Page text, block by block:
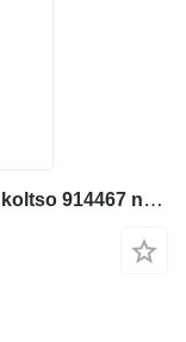
Iný náhradný diel motora Stopornoe koltso 914467 na rýpadla Volvo EC290B LC